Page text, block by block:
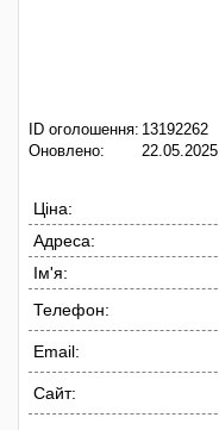
ID оголошення: 13192262
Оновлено:
22.05.2025
Ціна:
Адреса:
Ім'я:
Телефон:
Email:
Сайт: